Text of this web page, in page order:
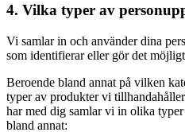
4. Vilka typer av
Vi samlar in och använder dina
som identifierar eller gör det
Beroende bland annat på vilken
typer av produkter vi
har med dig samlar vi in olika
bland annat: